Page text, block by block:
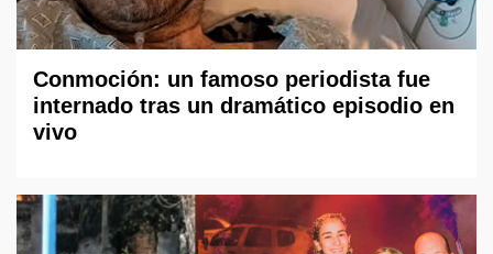
Conmoción: un famoso periodista fue
internado tras un dramático episodio en
vivo